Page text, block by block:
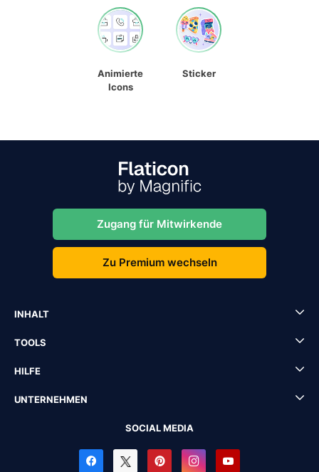
Animierte
Icons
Sticker
Zugang für Mitwirkende
Zu Premium wechseln
INHALT
TOOLS
HILFE
UNTERNEHMEN
SOCIAL MEDIA